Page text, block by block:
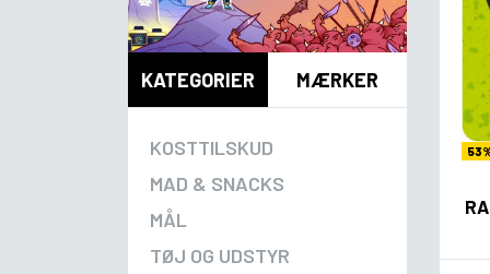
KATEGORIER MÆRKER
KOSTTILSKUD
MAD & SNACKS
MÅL
TØJ OG UDSTYR